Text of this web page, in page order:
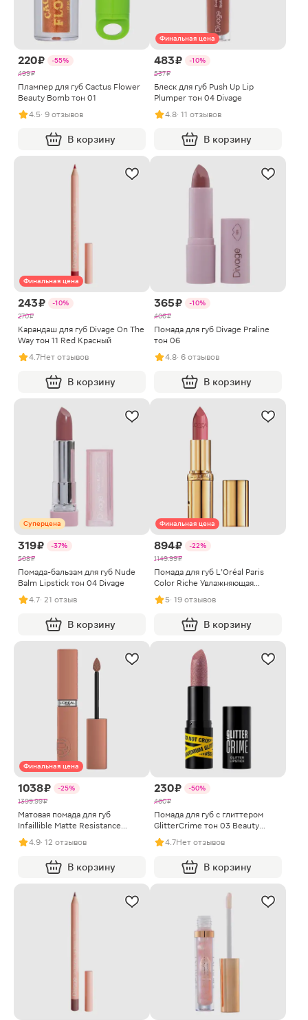
220 ₽
-55%
499 ₽
Плампер для губ Cactus Flower
Beauty Bomb тон 01
4.5· 9 отзывов
В корзину
Финальная цена
483 ₽
-10%
537 ₽
Блеск для губ Push Up Lip
Plumper тон 04 Divage
4.8· 11 отзывов
В корзину
Финальная цена
243 ₽
-10%
270 ₽
Карандаш для губ Divage On The
Way тон 11 Red Красный
4.7Нет отзывов
В корзину
365 ₽
-10%
406 ₽
Помада для губ Divage Praline
тон 06
4.8· 6 отзывов
В корзину
Суперцена
319 ₽
-37%
508 ₽
Помада-бальзам для губ Nude
Balm Lipstick тон 04 Divage
4.7· 21 отзыв
В корзину
Финальная цена
894 ₽
-22%
1149.99 ₽
Помада для губ L’Oréal Paris
Color Riche Увлажняющая
оттенок 302 Розовый лес
5· 19 отзывов
В корзину
Финальная цена
1038 ₽
-25%
1399.99 ₽
Матовая помада для губ
Infaillible Matte Resistance
жидкая тон 105 L’Oréal Paris
4.9· 12 отзывов
В корзину
230 ₽
-50%
460 ₽
Помада для губ с глиттером
GlitterCrime тон 03 Beauty
Bomb
4.7Нет отзывов
В корзину